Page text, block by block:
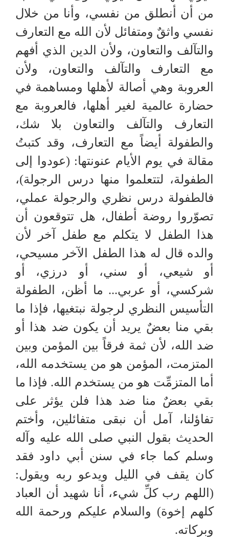
من أن أنطلق من نفسي، وأنا من خلال
نفسي واثقٌ ومتفائل لأن الله مع التعارف
والتآلف والتعاون، ولأن الدين الذي أفهم
مع التعارف والتآلف والتعاون، ولأن
العروبة وهي أصالة لأهلها ومساهمة في
حضارة عالمية لغير أهلها، فالعروبة مع
التعارف والتآلف والتعاون بلا شك،
والطفولة أيضاً مع التعارف، وقد كتبتُ
مقالة في يوم الأيام عنونتها: (عودوا إلى
الطفولة، لتتعلموا منها درس الرجولة)،
فالطفولة درس نظري والرجولة عملي،
تصوّروا روضة أطفال، هل تتوقعون أن
هذا الطفل لا يتكلم مع طفل آخر لأن
والده قال له هذا الطفل الآخر مسيحي،
أو شيعي، أو سني، أو درزي، أو
شركسي، أو عربي... ما أظن، الطفولة
التأسيس النظري لرجولة نبتغيها، فإذا ما
بقي منا بعضٌ يريد أن يكون ضد هذا أو
ضد الله، لأن ثمة فرقاً بين المؤمن وبين
المتزمت، المؤمن هو من يستخدمه الله،
أما المتزمِّت هو من يستخدم الله. فإذا ما
بقي بعضٌ منا ضد هذا فلن يؤثر على
تفاؤلنا، آمل أن نبقى متفائلين، وأختم
الحديث بقول النبي صلى الله عليه وآله
وسلم كما جاء في سنن أبي داود فقد
كان يقف في الليل ويدعو ربه ويقول:
(اللهم رب كلِّ شيء، أنا شهيد أن العباد
كلهم إخوة) والسلام عليكم ورحمة الله
وبركاته.